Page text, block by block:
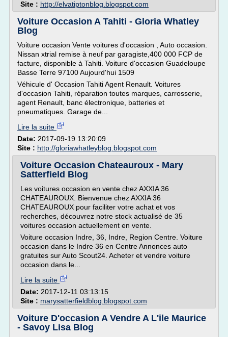
Site : http://elvatiptonblog.blogspot.com
Voiture Occasion A Tahiti - Gloria Whatley
Blog
Voiture occasion Vente voitures d'occasion , Auto occasion.
Nissan xtrial remise à neuf par garagiste,400 000 FCP de
facture, disponible à Tahiti. Voiture d'occasion Guadeloupe
Basse Terre 97100 Aujourd'hui 1509
Véhicule d' Occasion Tahiti Agent Renault. Voitures
d'occasion Tahiti, réparation toutes marques, carrosserie,
agent Renault, banc électronique, batteries et
pneumatiques. Garage de...
Lire la suite
Date: 2017-09-19 13:20:09
Site : http://gloriawhatleyblog.blogspot.com
Voiture Occasion Chateauroux - Mary
Satterfield Blog
Les voitures occasion en vente chez AXXIA 36
CHATEAUROUX. Bienvenue chez AXXIA 36
CHATEAUROUX pour faciliter votre achat et vos
recherches, découvrez notre stock actualisé de 35
voitures occasion actuellement en vente.
Voiture occasion Indre, 36, Indre, Region Centre. Voiture
occasion dans le Indre 36 en Centre Annonces auto
gratuites sur Auto Scout24. Acheter et vendre voiture
occasion dans le...
Lire la suite
Date: 2017-12-11 03:13:15
Site : marysatterfieldblog.blogspot.com
Voiture D'occasion A Vendre A L'ile Maurice
- Savoy Lisa Blog